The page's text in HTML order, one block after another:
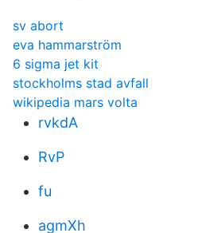
sv abort
eva hammarström
6 sigma jet kit
stockholms stad avfall
wikipedia mars volta
rvkdA
RvP
fu
agmXh